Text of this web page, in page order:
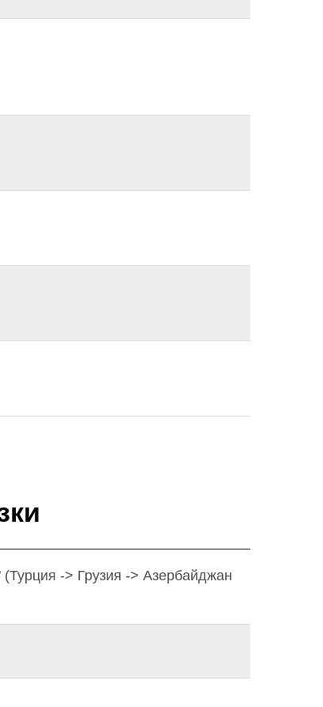
-> Грузия -> Азербайджан